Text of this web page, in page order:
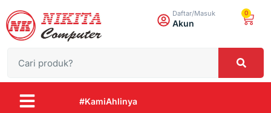
Daftar/Masuk
Akun
0
#KamiAhlinya